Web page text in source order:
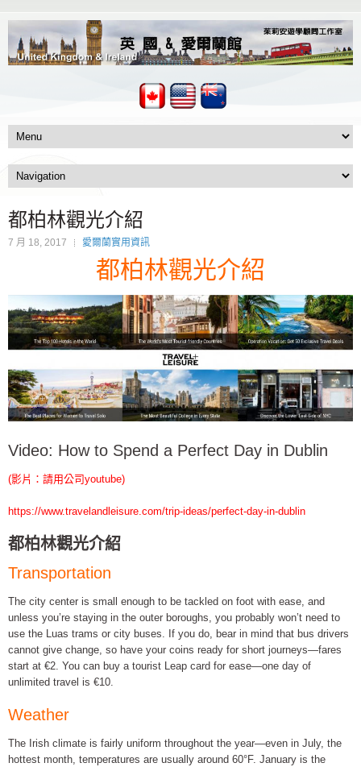
都柏林觀光介紹
7 月 18, 2017 愛爾蘭實用資訊
都柏林觀光介紹
Video: How to Spend a Perfect Day in Dublin
(影片：請用公司youtube)
https://www.travelandleisure.com/trip-ideas/perfect-day-in-dublin
都柏林觀光介紹
Transportation
The city center is small enough to be tackled on foot with ease, and
unless you’re staying in the outer boroughs, you probably won’t need to
use the Luas trams or city buses. If you do, bear in mind that bus drivers
cannot give change, so have your coins ready for short journeys—fares
start at €2. You can buy a tourist Leap card for ease—one day of
unlimited travel is €10.
Weather
The Irish climate is fairly uniform throughout the year—even in July, the
hottest month, temperatures are usually around 60°F. January is the